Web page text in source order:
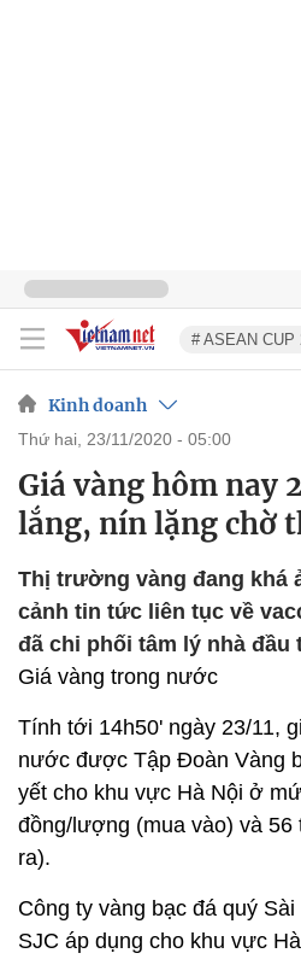
# ASEAN CUP
Kinh doanh
thứ hai, 23/11/2020 - 05:00
Giá vàng hôm nay
lắng, nín lặng chờ
Thị trường vàng đang khá
cảnh tin tức liên tục về
đã chi phối tâm lý nhà đầu
Giá vàng trong nước
Tính tới 14h50' ngày 23/11,
nước được Tập Đoàn Vàng
yết cho khu vực Hà Nội ở
đồng/lượng (mua vào) và
ra).
Công ty vàng bạc đá quý
SJC áp dụng cho khu vực